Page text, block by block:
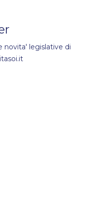
novita' legislative di